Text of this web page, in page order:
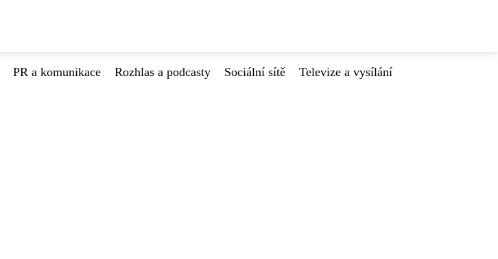
PR a komunikace Rozhlas a podcasty Sociální sítě Televize a vysílání